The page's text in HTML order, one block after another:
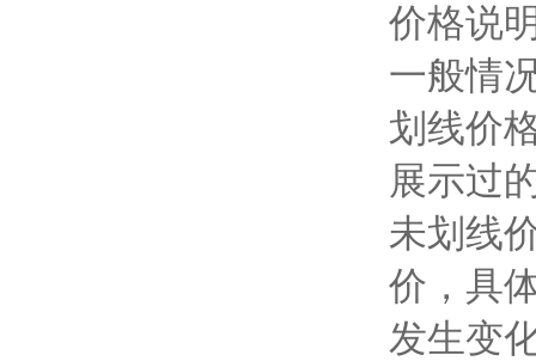
价格说
一般情
划线价
展示过
未划线
价，具
发生变